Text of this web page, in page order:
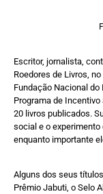
Escritor, jornalista,
Roedores de Livros,
Fundação Nacional
Programa de
20 livros publicados.
social e o
enquanto importante
Alguns dos seus
Prêmio Jabuti, o Selo